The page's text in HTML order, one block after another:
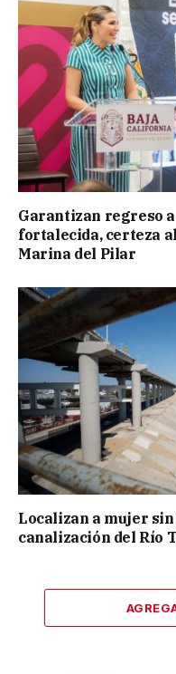
Garantizan regreso
fortalecida, certeza
Marina del Pilar
Localizan a mujer
canalización del Río